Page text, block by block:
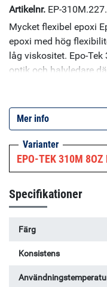
Artikelnr. EP-310M.227.
Mycket flexibel epoxi
epoxi med hög
låg viskositet. Epo-
optik och halvledare
silikon i liknande
Mer info
Varianter
EPO-TEK 310M 8OZ
Specifikationer
Färg
Konsistens